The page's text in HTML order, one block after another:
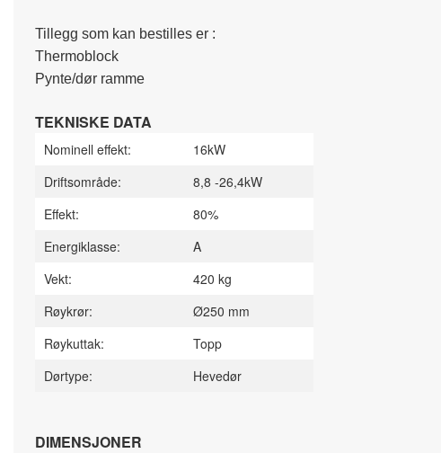
Tillegg som kan bestilles er :
Thermoblock
Pynte/dør ramme
TEKNISKE DATA
Nominell effekt:
16kW
Driftsområde:
8,8 -26,4kW
Effekt:
80%
Energiklasse:
A
Vekt:
420 kg
Røykrør:
Ø250 mm
Røykuttak:
Topp
Dørtype:
Hevedør
DIMENSJONER